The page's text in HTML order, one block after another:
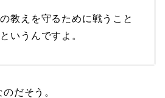
教えを守るために戦うこと
いうんですよ。
だそう。